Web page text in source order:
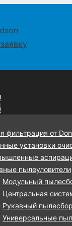
фильтрация от
установки
пылеуловители
Модульный
Центральная
Рукавный
Универсальные